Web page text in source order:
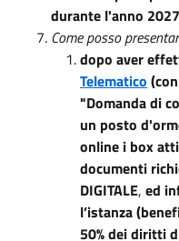
durante l'anno 2027
Come posso
dopo aver
Telematico
"Domanda di
un posto
online i box
documenti
DIGITALE, ed
l’istanza
50% dei diritti